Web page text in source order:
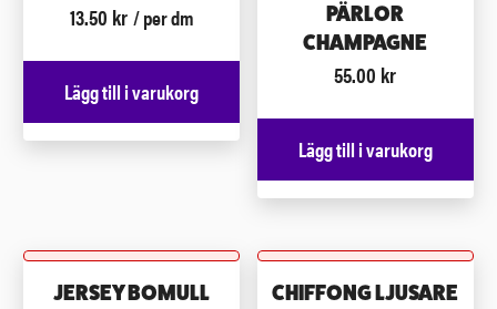
13.50 kr / per dm
Lägg till i varukorg
PÄRLOR
CHAMPAGNE
55.00 kr
Lägg till i varukorg
JERSEY BOMULL
CHIFFONG LJUSARE